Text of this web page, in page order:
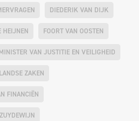
DIEDERIK VAN DIJK
HEIJNEN FOORT VAN OOSTEN
VAN JUSTITIE EN VEILIGHEID
ZAKEN
FINANCIËN